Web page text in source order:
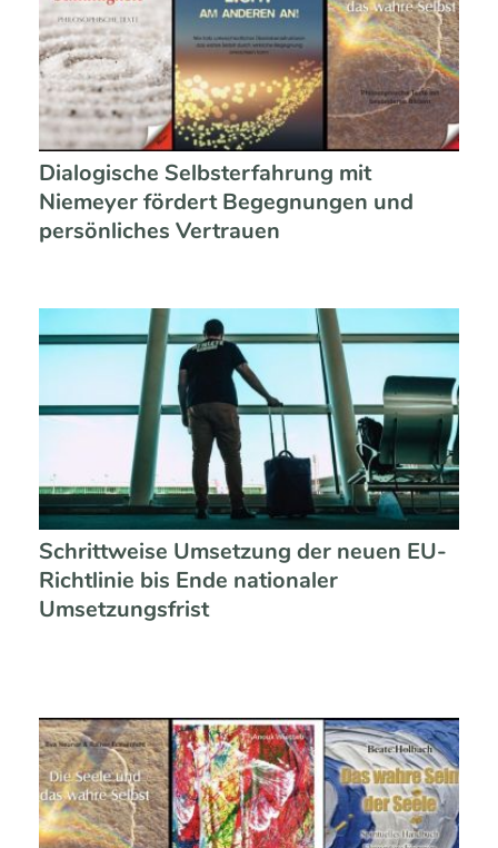
Dialogische Selbsterfahrung mit
Niemeyer fördert Begegnungen und
persönliches Vertrauen
Schrittweise Umsetzung der neuen EU-
Richtlinie bis Ende nationaler
Umsetzungsfrist